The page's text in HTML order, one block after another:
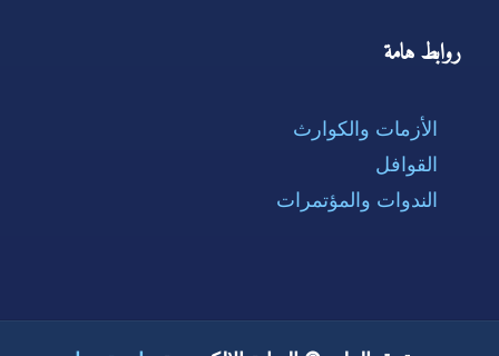
روابط هامة
الأزمات والكوارث
القوافل
الندوات والمؤتمرات